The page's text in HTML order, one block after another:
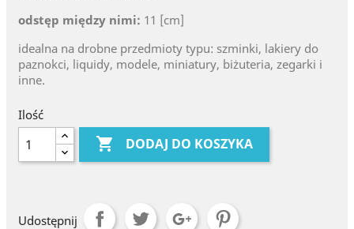
odstęp między nimi: 11 [cm]
idealna na drobne przedmioty typu: szminki, lakiery do
paznokci, liquidy, modele, miniatury, biżuteria, zegarki i
inne.
Ilość
 DODAJ DO KOSZYKA
Udostępnij